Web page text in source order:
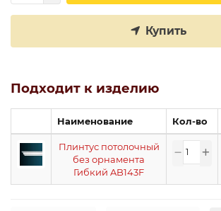
Купить
Подходит к изделию
Наименование Кол-во
Плинтус потолочный
без орнамента
Гибкий AB143F